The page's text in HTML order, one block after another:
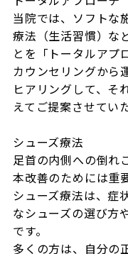
当院では、ソフトな
療法（生活習慣）な
とを「トータルアプ
カウンセリングから
ヒアリングして、そ
えてご提案させてい
シューズ療法
足首の内側への倒れ
本改善のためには重
シューズ療法は、症
なシューズの選び方
です。
多くの方は、自分の